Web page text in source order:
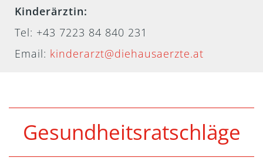
Kinderärztin:
Tel: +43 7223 84 840 231
Email: kinderarzt@diehausaerzte.at
Gesundheitsratschläge